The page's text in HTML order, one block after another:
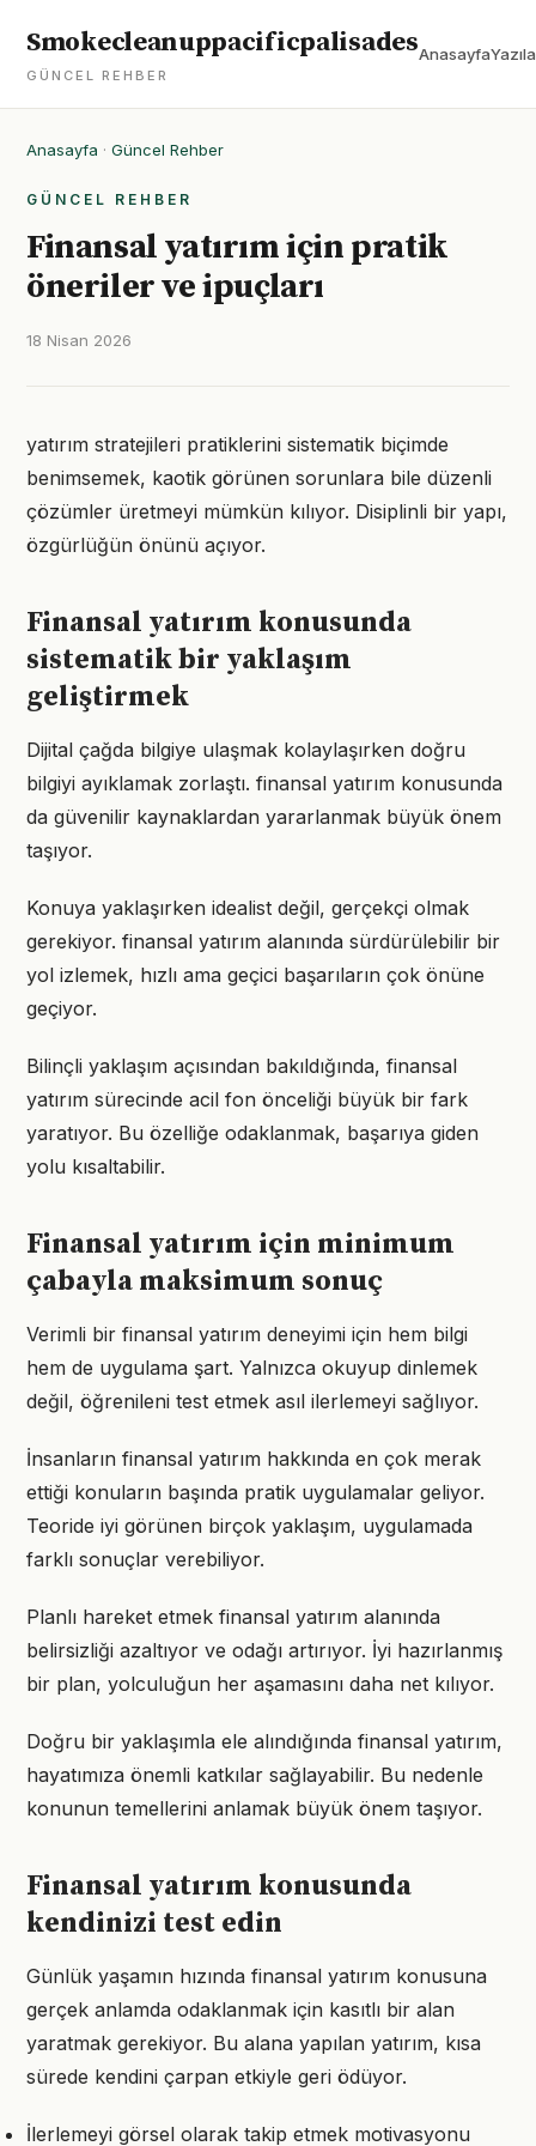
Smokecleanuppacificpalisades
GÜNCEL REHBER
Anasayfa
Anasayfa · Güncel Rehber
GÜNCEL REHBER
Finansal yatırım için pratik
öneriler ve ipuçları
18 Nisan 2026
yatırım stratejileri pratiklerini sistematik biçimde
benimsemek, kaotik görünen sorunlara bile düzenli
çözümler üretmeyi mümkün kılıyor. Disiplinli bir yapı,
özgürlüğün önünü açıyor.
Finansal yatırım konusunda
sistematik bir yaklaşım
geliştirmek
Dijital çağda bilgiye ulaşmak kolaylaşırken doğru
bilgiyi ayıklamak zorlaştı. finansal yatırım konusunda
da güvenilir kaynaklardan yararlanmak büyük önem
taşıyor.
Konuya yaklaşırken idealist değil, gerçekçi olmak
gerekiyor. finansal yatırım alanında sürdürülebilir bir
yol izlemek, hızlı ama geçici başarıların çok önüne
geçiyor.
Bilinçli yaklaşım açısından bakıldığında, finansal
yatırım sürecinde acil fon önceliği büyük bir fark
yaratıyor. Bu özelliğe odaklanmak, başarıya giden
yolu kısaltabilir.
Finansal yatırım için minimum
çabayla maksimum sonuç
Verimli bir finansal yatırım deneyimi için hem bilgi
hem de uygulama şart. Yalnızca okuyup dinlemek
değil, öğrenileni test etmek asıl ilerlemeyi sağlıyor.
İnsanların finansal yatırım hakkında en çok merak
ettiği konuların başında pratik uygulamalar geliyor.
Teoride iyi görünen birçok yaklaşım, uygulamada
farklı sonuçlar verebiliyor.
Planlı hareket etmek finansal yatırım alanında
belirsizliği azaltıyor ve odağı artırıyor. İyi hazırlanmış
bir plan, yolculuğun her aşamasını daha net kılıyor.
Doğru bir yaklaşımla ele alındığında finansal yatırım,
hayatımıza önemli katkılar sağlayabilir. Bu nedenle
konunun temellerini anlamak büyük önem taşıyor.
Finansal yatırım konusunda
kendinizi test edin
Günlük yaşamın hızında finansal yatırım konusuna
gerçek anlamda odaklanmak için kasıtlı bir alan
yaratmak gerekiyor. Bu alana yapılan yatırım, kısa
sürede kendini çarpan etkiyle geri ödüyor.
İlerlemeyi görsel olarak takip etmek motivasyonu